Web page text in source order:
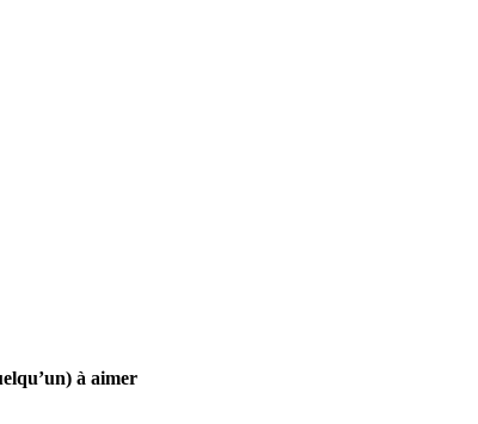
à aimer